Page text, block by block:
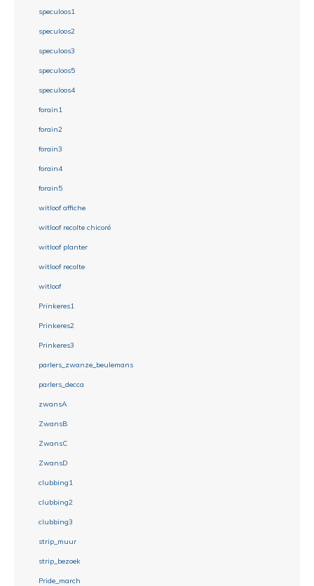
speculoos1
speculoos2
speculoos3
speculoos5
speculoos4
forain1
forain2
forain3
forain4
forain5
witloof affiche
witloof recolte chicoré
witloof planter
witloof recolte
witloof
Prinkeres1
Prinkeres2
Prinkeres3
parlers_zwanze_beulemans
parlers_decca
zwansA
ZwansB
ZwansC
ZwansD
clubbing1
clubbing2
clubbing3
strip_muur
strip_bezoek
Pride_march